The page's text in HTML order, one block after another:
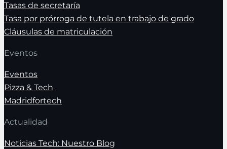
Tasas de secretaría
Tasa por prórroga de tutela en trabajo de grado
Cláusulas de matriculación
Eventos
Eventos
Pizza & Tech
Madridfortech
Actualidad
Noticias Tech: Nuestro Blog